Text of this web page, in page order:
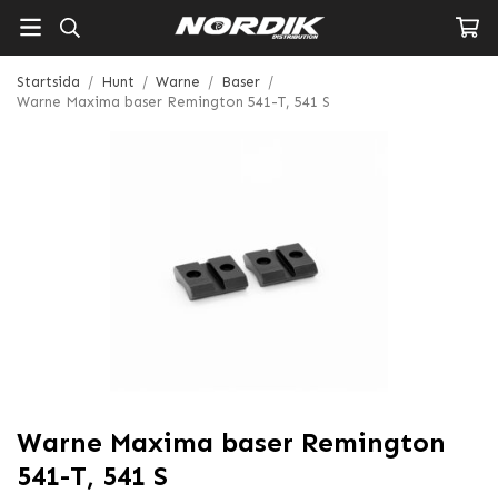
Startsida / Hunt / Warne / Baser /
Warne Maxima baser Remington 541-T, 541 S
Warne Maxima baser Remington
541-T, 541 S